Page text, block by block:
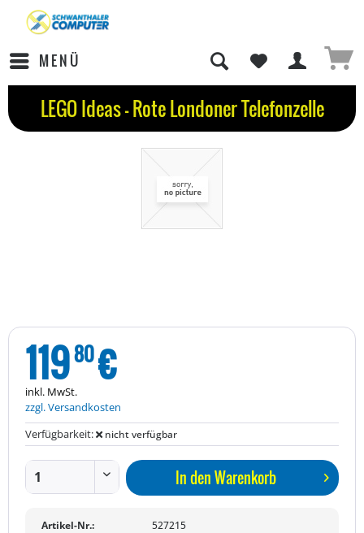
MENÜ
LEGO Ideas - Rote Londoner Telefonzelle
11980€
inkl. MwSt.
zzgl. Versandkosten
Verfügbarkeit:
nicht verfügbar
In denWarenkorb
Artikel-Nr.:
527215